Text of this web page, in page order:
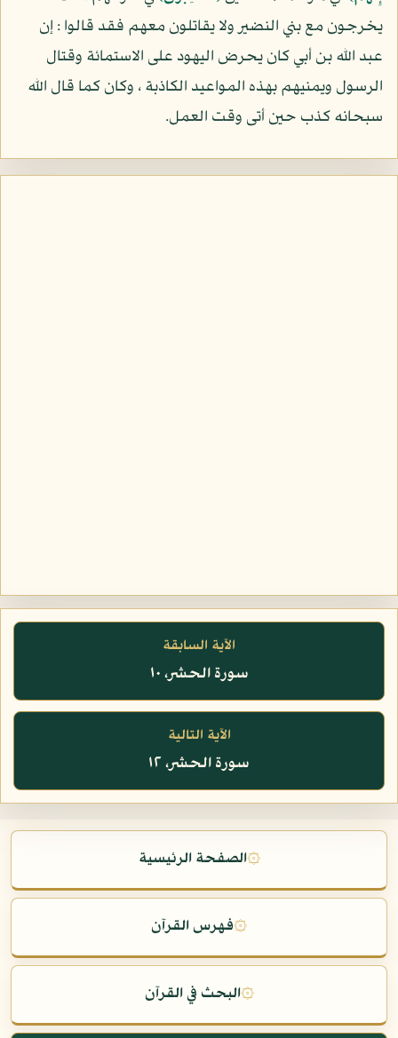
يخرجون مع بني النضير ولا يقاتلون معهم فقد قالوا : إن
عبد الله بن أبي كان يحرض اليهود على الاستمائة وقتال
الرسول ويمنيهم بهذه المواعيد الكاذبة ، وكان كما قال الله
سبحانه كذب حين أتى وقت العمل.
الآية السابقة
سورة الحشر، ١٠
الآية التالية
سورة الحشر، ١٢
۞الصفحة الرئيسية
۞فهرس القرآن
۞البحث في القرآن